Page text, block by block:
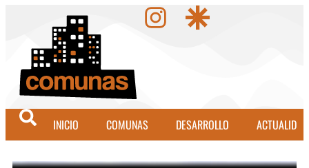
INICIO COMUNAS DESARROLLO ACTUALIDAD